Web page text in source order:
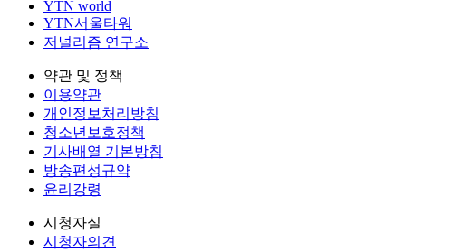
YTN world
YTN서울타워
저널리즘 연구소
약관 및 정책
이용약관
개인정보처리방침
청소년보호정책
기사배열 기본방침
방송편성규약
윤리강령
시청자실
시청자의견